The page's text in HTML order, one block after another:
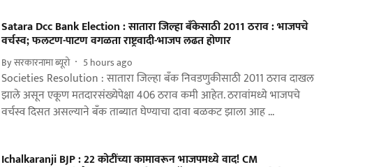
Satara Dcc Bank Election : सातारा जिल्हा बॅंकेसाठी 2011 ठराव : भाजपचे
वर्चस्व; फलटण-पाटण वगळता राष्ट्रवादी-भाजप लढत होणार
Byसरकारनामा ब्यूरो 5 hours ago
Societies Resolution : सातारा जिल्हा बँक निवडणुकीसाठी 2011 ठराव दाखल
झाले असून एकूण मतदारसंख्येपेक्षा 406 ठराव कमी आहेत. ठरावांमध्ये भाजपचे
वर्चस्व दिसत असल्याने बँक ताब्यात घेण्याचा दावा बळकट झाला आह ...
Ichalkaranji BJP : 22 कोटींच्या कामावरून भाजपमध्ये वाद! CM